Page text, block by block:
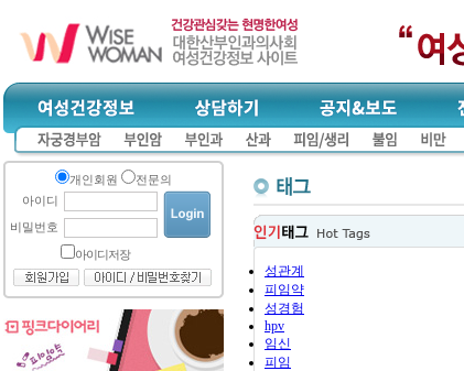
개인회원
전문의
아이디
비밀번호
아이디저장
성관계
피임약
성경험
hpv
임신
피임